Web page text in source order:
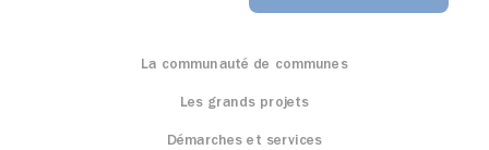
La communauté de communes
Les grands projets
Démarches et services